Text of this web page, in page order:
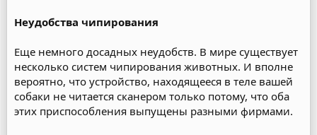
Неудобства чипирования
Еще немного досадных неудобств. В мире существует
несколько систем чипирования животных. И вполне
вероятно, что устройство, находящееся в теле вашей
собаки не читается сканером только потому, что оба
этих приспособления выпущены разными фирмами.